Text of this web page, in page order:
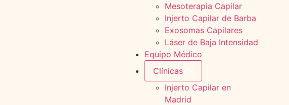
Mesoterapia Capilar
Injerto Capilar de Barba
Exosomas Capilares
Láser de Baja Intensidad
Equipo Médico
Clínicas
Injerto Capilar en
Madrid